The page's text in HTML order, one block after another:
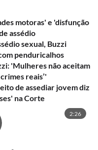
motoras' e 'disfunção
assédio
sexual, Buzzi
penduricalhos
'Mulheres não aceitam
reais’'
de assediar jovem diz
na Corte
2:26